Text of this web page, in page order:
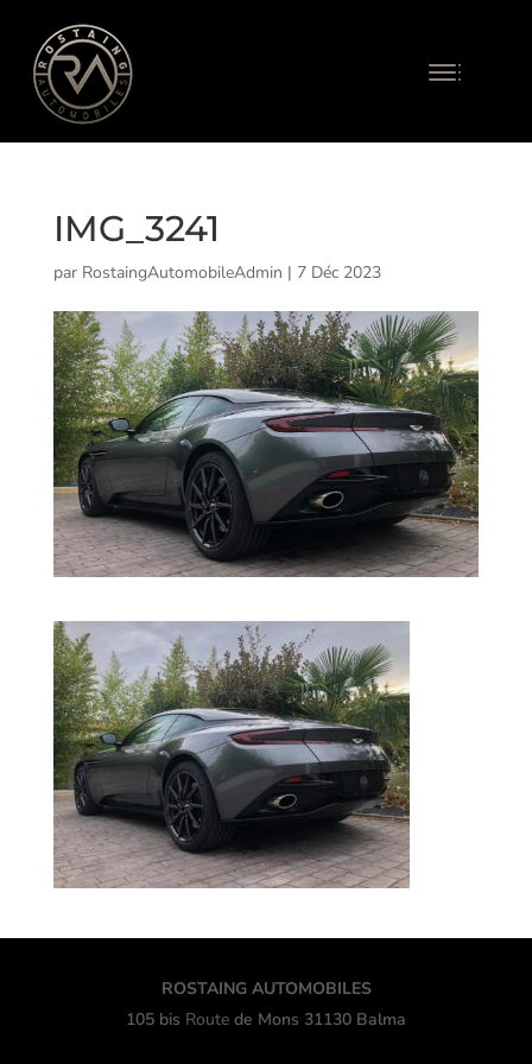
IMG_3241
par RostaingAutomobileAdmin | 7 Déc 2023
ROSTAING AUTOMOBILES
105 bis Route de Mons 31130 Balma